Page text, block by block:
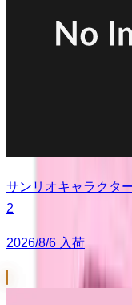
サンリオキャラクタ
2
2026/8/6 入荷